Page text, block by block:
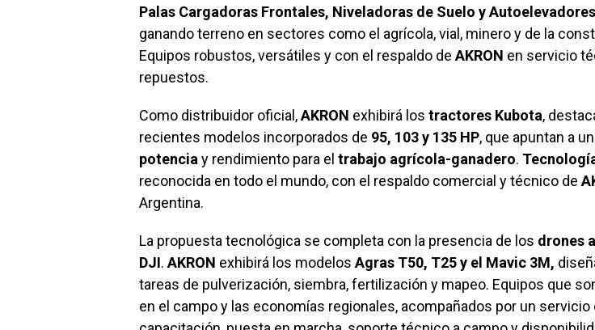
Palas Cargadoras Frontales, Niveladoras de Suelo y Autoelevadores
ganando terreno en sectores como el agrícola, vial, minero y de la
Equipos robustos, versátiles y con el respaldo deAKRON en servicio
repuestos.
Como distribuidor oficial,AKRON exhibirá los tractores Kubota,
recientes modelos incorporados de 95, 103 y 135 HP, que apuntan a
potenciay rendimiento para el trabajo agrícola-ganadero.
reconocida en todo el mundo, con el respaldo comercial y técnico de
Argentina.
La propuesta tecnológica se completa con la presencia de los drones
DJI.AKRON exhibirá los modelosAgras T50, T25 y el Mavic 3M,
tareas de pulverización, siembra, fertilización y mapeo. Equipos que
en el campo y las economías regionales, acompañados por un servicio